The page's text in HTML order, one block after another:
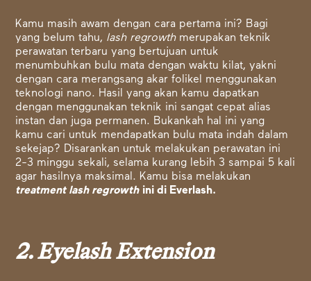
Kamu masih awam dengan cara pertama ini? Bagi
yang belum tahu, lash regrowthmerupakan teknik
perawatan terbaru yang bertujuan untuk
menumbuhkan bulu mata dengan waktu kilat, yakni
dengan cara merangsang akar folikel menggunakan
teknologi nano. Hasil yang akan kamu dapatkan
dengan menggunakan teknik ini sangat cepat alias
instan dan juga permanen. Bukankah hal ini yang
kamu cari untuk mendapatkan bulu mata indah dalam
sekejap? Disarankan untuk melakukan perawatan ini
2-3 minggu sekali, selama kurang lebih 3 sampai 5 kali
agar hasilnya maksimal. Kamu bisa melakukan
treatment lash regrowth ini di Everlash.
2. Eyelash Extension